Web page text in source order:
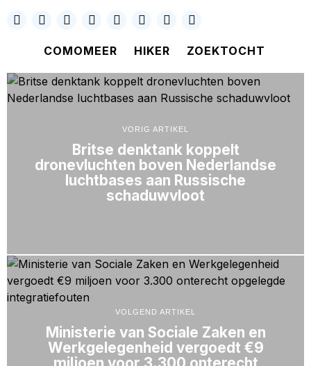
COMOMEER HIKER ZOEKTOCHT
VORIG ARTIKEL
Britse denktank koppelt
dronevluchten boven Nederlandse
luchtbases aan Russische
schaduwvloot
VOLGEND ARTIKEL
Ministerie van Sociale Zaken en
Werkgelegenheid vergoedt €9